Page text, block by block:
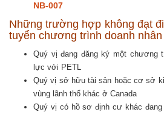
NB-007
Những trường hợp không đạt
tuyển chương trình doanh
Quý vị đang đăng ký một chương
lực với PETL
Quý vị sở hữu tài sản hoặc cơ sở
vùng lãnh thổ khác ở Canada
Quý vị có hồ sơ định cư khác